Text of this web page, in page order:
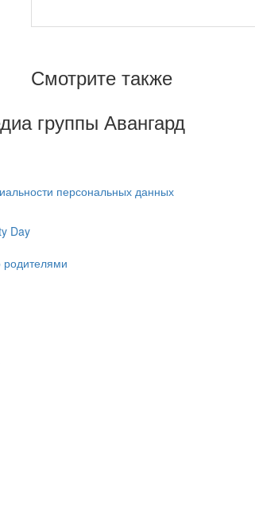
Смотрите также
группы Авангард
персональных данных
Day